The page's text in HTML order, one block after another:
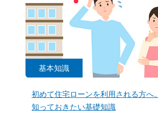
基本知識
初めて住宅ローンを利用される方へ。
知っておきたい基礎知識